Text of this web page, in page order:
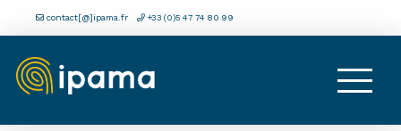
contact[@]ipama.fr +33 (0)5 47 74 80 99